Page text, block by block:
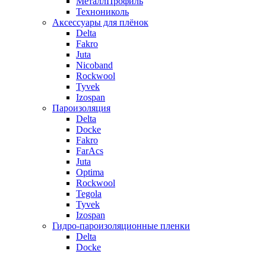
Технониколь
Аксессуары для плёнок
Delta
Fakro
Juta
Nicoband
Rockwool
Tyvek
Izospan
Пароизоляция
Delta
Docke
Fakro
FarAcs
Juta
Optima
Rockwool
Tegola
Tyvek
Izospan
Гидро-пароизоляционные пленки
Delta
Docke